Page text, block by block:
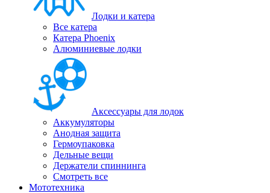
Лодки и катера
Все катера
Катера Phoenix
Алюминиевые лодки
Аксессуары для лодок
Аккумуляторы
Анодная защита
Гермоупаковка
Дельные вещи
Держатели спиннинга
Смотреть все
Мототехника